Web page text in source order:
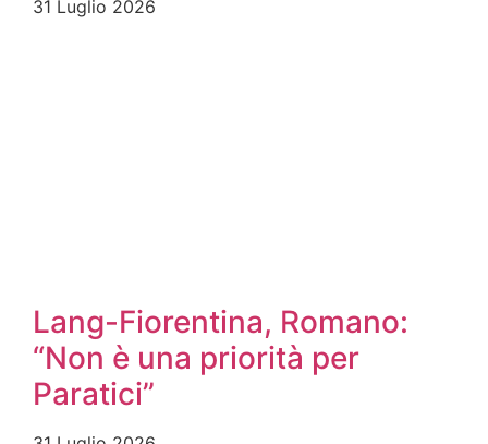
31 Luglio 2026
Lang-Fiorentina, Romano:
“Non è una priorità per
Paratici”